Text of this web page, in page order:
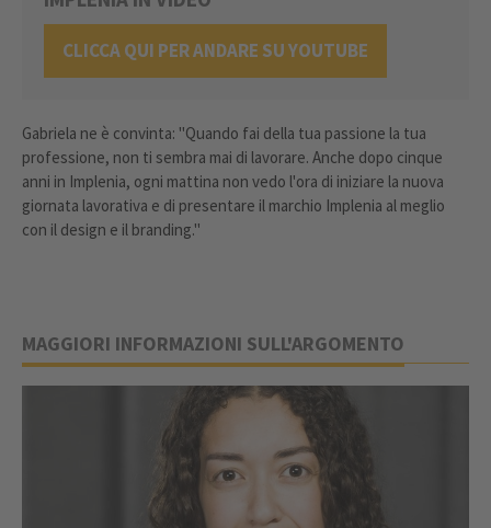
CLICCA QUI PER ANDARE SU YOUTUBE
Gabriela ne è convinta: "Quando fai della tua passione la tua
professione, non ti sembra mai di lavorare. Anche dopo cinque
anni in Implenia, ogni mattina non vedo l'ora di iniziare la nuova
giornata lavorativa e di presentare il marchio Implenia al meglio
con il design e il branding."
MAGGIORI INFORMAZIONI SULL'ARGOMENTO